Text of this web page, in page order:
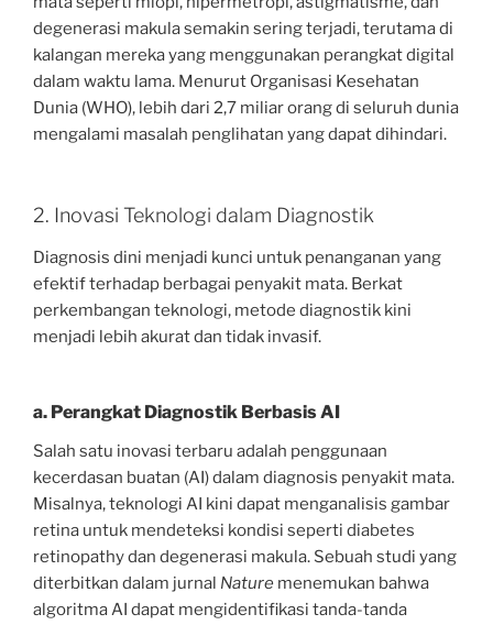
degenerasi makula semakin sering terjadi, terutama di
kalangan mereka yang menggunakan perangkat digital
dalam waktu lama. Menurut Organisasi Kesehatan
Dunia (WHO), lebih dari 2,7 miliar orang di seluruh dunia
mengalami masalah penglihatan yang dapat dihindari.
2. Inovasi Teknologi dalam Diagnostik
Diagnosis dini menjadi kunci untuk penanganan yang
efektif terhadap berbagai penyakit mata. Berkat
perkembangan teknologi, metode diagnostik kini
menjadi lebih akurat dan tidak invasif.
a. Perangkat Diagnostik Berbasis AI
Salah satu inovasi terbaru adalah penggunaan
kecerdasan buatan (AI) dalam diagnosis penyakit mata.
Misalnya, teknologi AI kini dapat menganalisis gambar
retina untuk mendeteksi kondisi seperti diabetes
retinopathy dan degenerasi makula. Sebuah studi yang
diterbitkan dalam jurnal Nature menemukan bahwa
algoritma AI dapat mengidentifikasi tanda-tanda